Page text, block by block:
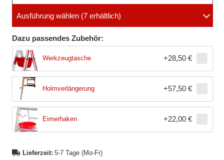
Ausführung wählen (7 erhältlich)
Dazu passendes Zubehör:
Werkzeugtasche +28,50 €
Holmverlängerung +57,50 €
Eimerhaken +22,00 €
Lieferzeit: 5-7 Tage (Mo-Fr)